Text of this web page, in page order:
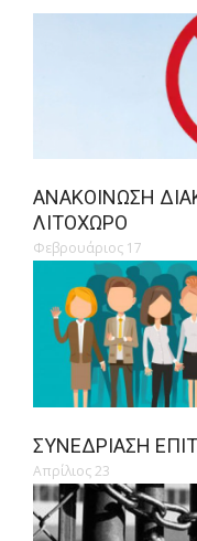
ΑΝΑΚΟΊΝΩΣΗ
ΛΙΤΌΧΩΡΟ
Φεβρουάριος 17
ΣΥΝΕΔΡΊΑΣΗ
Απρίλιος 23